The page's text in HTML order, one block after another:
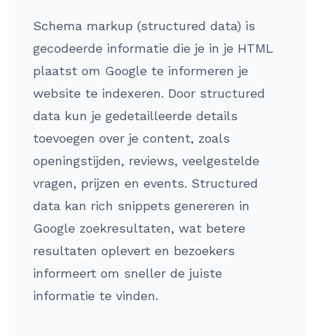
Schema markup (structured data) is
gecodeerde informatie die je in je HTML
plaatst om Google te informeren je
website te indexeren. Door structured
data kun je gedetailleerde details
toevoegen over je content, zoals
openingstijden, reviews, veelgestelde
vragen, prijzen en events. Structured
data kan rich snippets genereren in
Google zoekresultaten, wat betere
resultaten oplevert en bezoekers
informeert om sneller de juiste
informatie te vinden.